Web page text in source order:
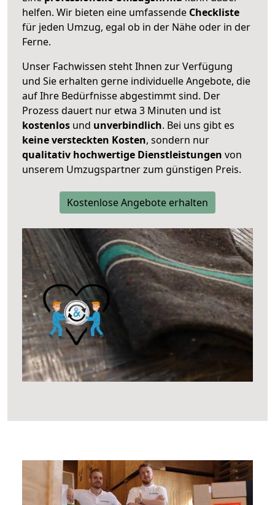
helfen. Wir bieten eine umfassende Checkliste
für jeden Umzug, egal ob in der Nähe oder in der
Ferne.
Unser Fachwissen steht Ihnen zur Verfügung
und Sie erhalten gerne individuelle Angebote, die
auf Ihre Bedürfnisse abgestimmt sind. Der
Prozess dauert nur etwa 3 Minuten und ist
kostenlos und unverbindlich. Bei uns gibt es
keine versteckten Kosten, sondern nur
qualitativ hochwertige Dienstleistungen von
unserem Umzugspartner zum günstigen Preis.
Kostenlose Angebote erhalten